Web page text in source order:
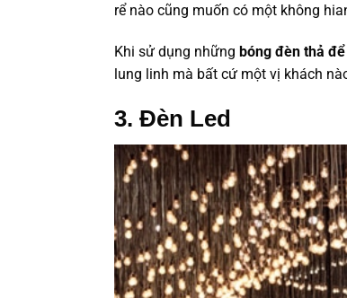
rể nào cũng muốn có một không
Khi sử dụng những bóng đèn thả
lung linh mà bất cứ một vị khách
3. Đèn Led